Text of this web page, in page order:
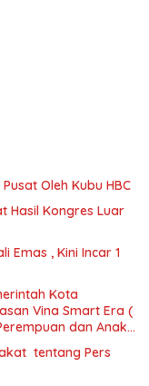
Oleh Kubu HBC
Hasil Kongres Luar
Emas , Kini Incar 1
Kota
Vina Smart Era (
dan Anak (
tentang Pers